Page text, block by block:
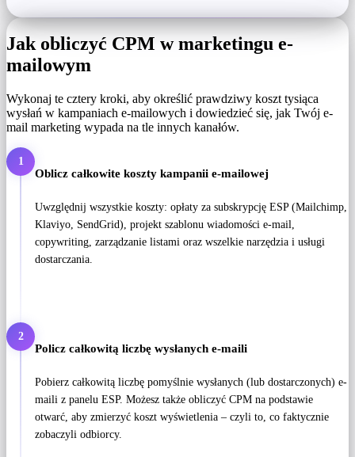
Jak obliczyć CPM w marketingu e-
mailowym
Wykonaj te cztery kroki, aby określić prawdziwy koszt tysiąca
wysłań w kampaniach e-mailowych i dowiedzieć się, jak Twój e-
mail marketing wypada na tle innych kanałów.
1
Oblicz całkowite koszty kampanii e-mailowej
Uwzględnij wszystkie koszty: opłaty za subskrypcję ESP (Mailchimp,
Klaviyo, SendGrid), projekt szablonu wiadomości e-mail,
copywriting, zarządzanie listami oraz wszelkie narzędzia i usługi
dostarczania.
2
Policz całkowitą liczbę wysłanych e-maili
Pobierz całkowitą liczbę pomyślnie wysłanych (lub dostarczonych) e-
maili z panelu ESP. Możesz także obliczyć CPM na podstawie
otwarć, aby zmierzyć koszt wyświetlenia – czyli to, co faktycznie
zobaczyli odbiorcy.